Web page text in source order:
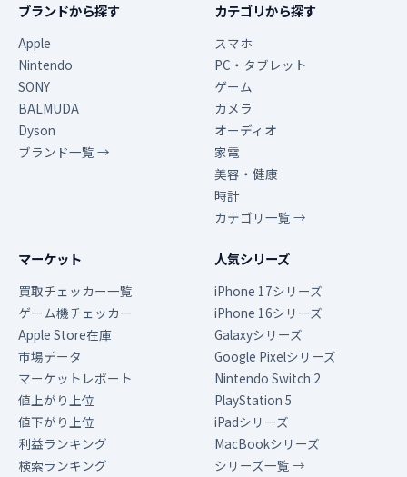
ブランドから探す
Apple
Nintendo
SONY
BALMUDA
Dyson
ブランド一覧 →
カテゴリから探す
スマホ
PC・タブレット
ゲーム
カメラ
オーディオ
家電
美容・健康
時計
カテゴリ一覧 →
マーケット
買取チェッカー一覧
ゲーム機チェッカー
Apple Store在庫
市場データ
マーケットレポート
値上がり上位
値下がり上位
利益ランキング
検索ランキング
人気シリーズ
iPhone 17シリーズ
iPhone 16シリーズ
Galaxyシリーズ
Google Pixelシリーズ
Nintendo Switch 2
PlayStation 5
iPadシリーズ
MacBookシリーズ
シリーズ一覧 →